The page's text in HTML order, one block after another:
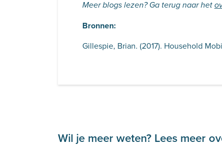
Meer blogs lezen? Ga terug naar het
Bronnen:
Gillespie, Brian. (2017). Household
Wil je meer weten? Lees meer